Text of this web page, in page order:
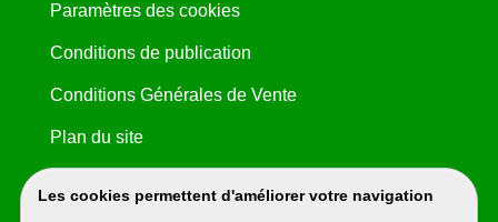
Les cookies permettent d'améliorer votre navigation
Paramètres des cookies
Conditions de publication
Conditions Générales de Vente
Plan du site